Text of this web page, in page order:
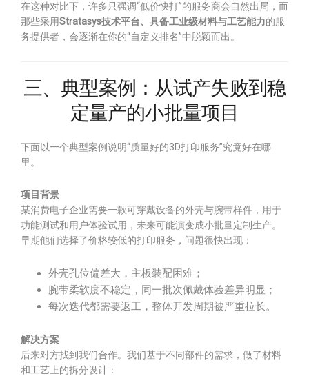
在这种对比下，许多只强调“低价快打”的服务商会自然出局，而
那些采用Stratasys技术平台、具备工业级材料与工艺能力的服
务提供者，会逐渐在你的“自定义排名”中脱颖而出。
三、典型案例：从试产失败到稳
定量产的小批量项目
下面以一个典型案例说明“质量好的3D打印服务”究竟好在哪
里。
项目背景
某消费电子企业需要一款可穿戴设备的外壳与腕带样件，用于
功能测试和用户体验试用，未来可能演变成小批量定制生产。
早期他们选择了价格较低的打印服务，问题很快出现：
外壳孔位偏差大，主板装配困难；
腕带柔软度不稳定，同一批次佩戴体验差异明显；
每次迭代都需要返工，整体开发周期被严重拉长。
解决方案
后来对方找到我们合作。我们基于不同部件的需求，做了材料
和工艺上的拆分设计：